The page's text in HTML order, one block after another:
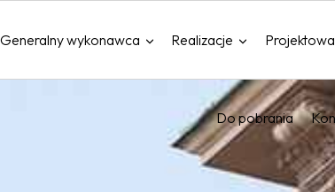
Generalny wykonawca Realizacje
Do pobrania